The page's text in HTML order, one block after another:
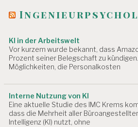
KI in der Arbeitswelt
Vor kurzem wurde bekannt, dass
Prozent seiner Belegschaft zu
Möglichkeiten, die Personalkosten
Interne Nutzung von KI
Eine aktuelle Studie des IMC Krems
dass die Mehrheit aller
Intelligenz (KI) nutzt, ohne